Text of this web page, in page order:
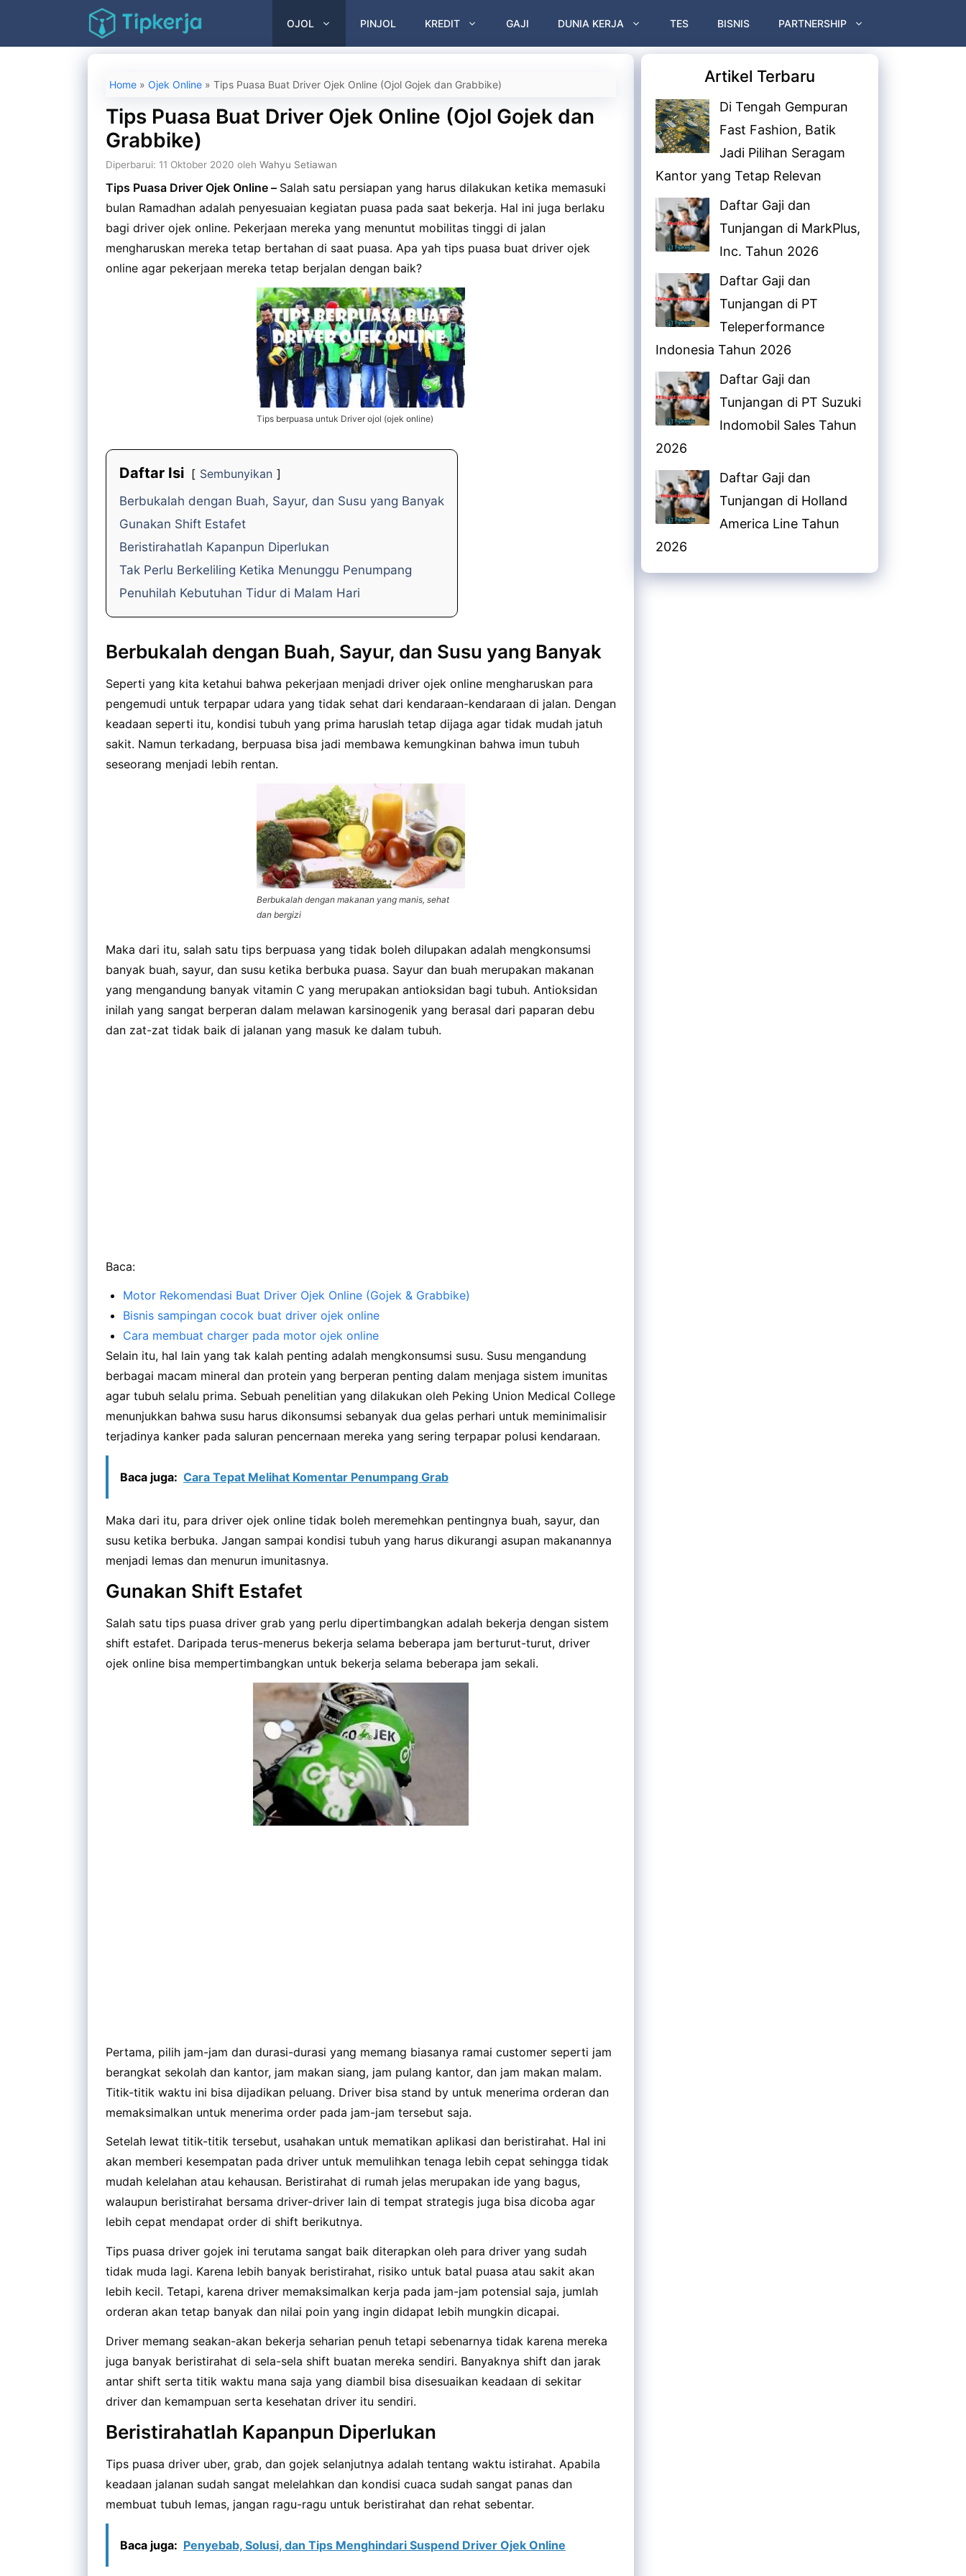
isi
OJOL PINJOL KREDIT GAJI DUNIA KERJA TES BISNIS PARTNERSHIP
Home » Ojek Online » Tips Puasa Buat Driver Ojek Online (Ojol Gojek dan Grabbike)
Tips Puasa Buat Driver Ojek Online (Ojol Gojek dan
Grabbike)
Diperbarui: 11 Oktober 2020 oleh Wahyu Setiawan
Tips Puasa Driver Ojek Online – Salah satu persiapan yang harus dilakukan ketika memasuki
bulan Ramadhan adalah penyesuaian kegiatan puasa pada saat bekerja. Hal ini juga berlaku
bagi driver ojek online. Pekerjaan mereka yang menuntut mobilitas tinggi di jalan
mengharuskan mereka tetap bertahan di saat puasa. Apa yah tips puasa buat driver ojek
online agar pekerjaan mereka tetap berjalan dengan baik?
Tips berpuasa untuk Driver ojol (ojek online)
Daftar Isi
Sembunyikan
Berbukalah dengan Buah, Sayur, dan Susu yang Banyak
Gunakan Shift Estafet
Beristirahatlah Kapanpun Diperlukan
Tak Perlu Berkeliling Ketika Menunggu Penumpang
Penuhilah Kebutuhan Tidur di Malam Hari
Berbukalah dengan Buah, Sayur, dan Susu yang Banyak
Seperti yang kita ketahui bahwa pekerjaan menjadi driver ojek online mengharuskan para
pengemudi untuk terpapar udara yang tidak sehat dari kendaraan-kendaraan di jalan. Dengan
keadaan seperti itu, kondisi tubuh yang prima haruslah tetap dijaga agar tidak mudah jatuh
sakit. Namun terkadang, berpuasa bisa jadi membawa kemungkinan bahwa imun tubuh
seseorang menjadi lebih rentan.
Berbukalah dengan makanan yang manis, sehat
dan bergizi
Maka dari itu, salah satu tips berpuasa yang tidak boleh dilupakan adalah mengkonsumsi
banyak buah, sayur, dan susu ketika berbuka puasa. Sayur dan buah merupakan makanan
yang mengandung banyak vitamin C yang merupakan antioksidan bagi tubuh. Antioksidan
inilah yang sangat berperan dalam melawan karsinogenik yang berasal dari paparan debu
dan zat-zat tidak baik di jalanan yang masuk ke dalam tubuh.
Baca:
Motor Rekomendasi Buat Driver Ojek Online (Gojek & Grabbike)
Bisnis sampingan cocok buat driver ojek online
Cara membuat charger pada motor ojek online
Selain itu, hal lain yang tak kalah penting adalah mengkonsumsi susu. Susu mengandung
berbagai macam mineral dan protein yang berperan penting dalam menjaga sistem imunitas
agar tubuh selalu prima. Sebuah penelitian yang dilakukan oleh Peking Union Medical College
menunjukkan bahwa susu harus dikonsumsi sebanyak dua gelas perhari untuk meminimalisir
terjadinya kanker pada saluran pencernaan mereka yang sering terpapar polusi kendaraan.
Baca juga: Cara Tepat Melihat Komentar Penumpang Grab
Maka dari itu, para driver ojek online tidak boleh meremehkan pentingnya buah, sayur, dan
susu ketika berbuka. Jangan sampai kondisi tubuh yang harus dikurangi asupan makanannya
menjadi lemas dan menurun imunitasnya.
Gunakan Shift Estafet
Salah satu tips puasa driver grab yang perlu dipertimbangkan adalah bekerja dengan sistem
shift estafet. Daripada terus-menerus bekerja selama beberapa jam berturut-turut, driver
ojek online bisa mempertimbangkan untuk bekerja selama beberapa jam sekali.
Pertama, pilih jam-jam dan durasi-durasi yang memang biasanya ramai customer seperti jam
berangkat sekolah dan kantor, jam makan siang, jam pulang kantor, dan jam makan malam.
Titik-titik waktu ini bisa dijadikan peluang. Driver bisa stand by untuk menerima orderan dan
memaksimalkan untuk menerima order pada jam-jam tersebut saja.
Setelah lewat titik-titik tersebut, usahakan untuk mematikan aplikasi dan beristirahat. Hal ini
akan memberi kesempatan pada driver untuk memulihkan tenaga lebih cepat sehingga tidak
mudah kelelahan atau kehausan. Beristirahat di rumah jelas merupakan ide yang bagus,
walaupun beristirahat bersama driver-driver lain di tempat strategis juga bisa dicoba agar
lebih cepat mendapat order di shift berikutnya.
Tips puasa driver gojek ini terutama sangat baik diterapkan oleh para driver yang sudah
tidak muda lagi. Karena lebih banyak beristirahat, risiko untuk batal puasa atau sakit akan
lebih kecil. Tetapi, karena driver memaksimalkan kerja pada jam-jam potensial saja, jumlah
orderan akan tetap banyak dan nilai poin yang ingin didapat lebih mungkin dicapai.
Driver memang seakan-akan bekerja seharian penuh tetapi sebenarnya tidak karena mereka
juga banyak beristirahat di sela-sela shift buatan mereka sendiri. Banyaknya shift dan jarak
antar shift serta titik waktu mana saja yang diambil bisa disesuaikan keadaan di sekitar
driver dan kemampuan serta kesehatan driver itu sendiri.
Beristirahatlah Kapanpun Diperlukan
Tips puasa driver uber, grab, dan gojek selanjutnya adalah tentang waktu istirahat. Apabila
keadaan jalanan sudah sangat melelahkan dan kondisi cuaca sudah sangat panas dan
membuat tubuh lemas, jangan ragu-ragu untuk beristirahat dan rehat sebentar.
Baca juga: Penyebab, Solusi, dan Tips Menghindari Suspend Driver Ojek Online
Artikel Terbaru
Di Tengah Gempuran
Fast Fashion, Batik
Jadi Pilihan Seragam
Kantor yang Tetap Relevan
Daftar Gaji dan
Tunjangan di MarkPlus,
Inc. Tahun 2026
Daftar Gaji dan
Tunjangan di PT
Teleperformance
Indonesia Tahun 2026
Daftar Gaji dan
Tunjangan di PT Suzuki
Indomobil Sales Tahun
2026
Daftar Gaji dan
Tunjangan di Holland
America Line Tahun
2026